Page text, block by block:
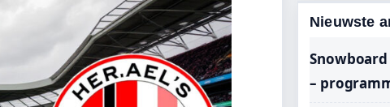
Nieuwste
Snowboard
–